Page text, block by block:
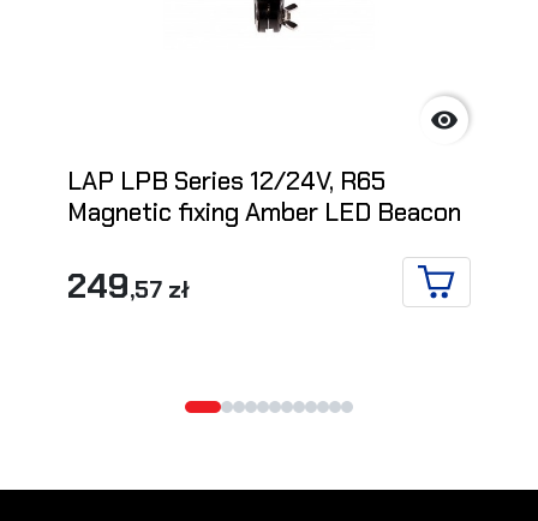

LAP LPB Series 12/24V, R65
Magnetic fixing Amber LED Beacon
249,57 zł
IN DEN